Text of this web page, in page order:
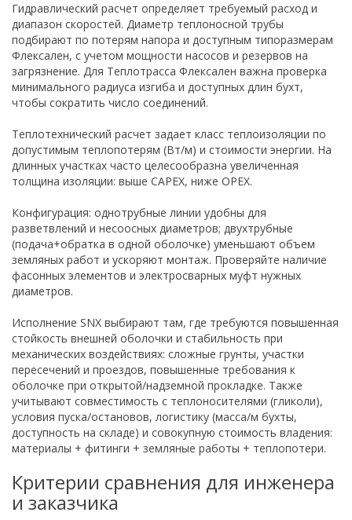
Гидравлический расчет определяет требуемый расход и
диапазон скоростей. Диаметр теплоносной трубы
подбирают по потерям напора и доступным типоразмерам
Флексален, с учетом мощности насосов и резервов на
загрязнение. Для Теплотрасса Флексален важна проверка
минимального радиуса изгиба и доступных длин бухт,
чтобы сократить число соединений.
Теплотехнический расчет задает класс теплоизоляции по
допустимым теплопотерям (Вт/м) и стоимости энергии. На
длинных участках часто целесообразна увеличенная
толщина изоляции: выше CAPEX, ниже OPEX.
Конфигурация: однотрубные линии удобны для
разветвлений и несоосных диаметров; двухтрубные
(подача+обратка в одной оболочке) уменьшают объем
земляных работ и ускоряют монтаж. Проверяйте наличие
фасонных элементов и электросварных муфт нужных
диаметров.
Исполнение SNX выбирают там, где требуются повышенная
стойкость внешней оболочки и стабильность при
механических воздействиях: сложные грунты, участки
пересечений и проездов, повышенные требования к
оболочке при открытой/надземной прокладке. Также
учитывают совместимость с теплоносителями (гликоли),
условия пуска/остановов, логистику (масса/м бухты,
доступность на складе) и совокупную стоимость владения:
материалы + фитинги + земляные работы + теплопотери.
Критерии сравнения для инженера
и заказчика